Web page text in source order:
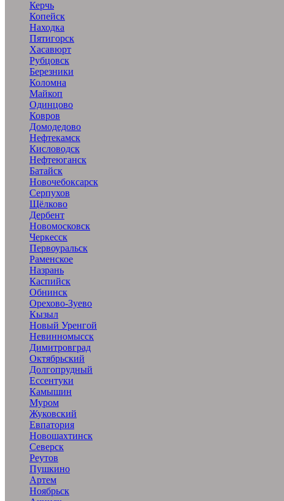
Керчь
Копейск
Находка
Пятигорск
Хасавюрт
Рубцовск
Березники
Коломна
Майкоп
Одинцово
Ковров
Домодедово
Нефтекамск
Кисловодск
Нефтеюганск
Батайск
Новочебоксарск
Серпухов
Щёлково
Дербент
Новомосковск
Черкесск
Первоуральск
Раменское
Назрань
Каспийск
Обнинск
Орехово-Зуево
Кызыл
Новый Уренгой
Невинномысск
Димитровград
Октябрьский
Долгопрудный
Ессентуки
Камышин
Муром
Жуковский
Евпатория
Новошахтинск
Северск
Реутов
Пушкино
Артем
Ноябрьск